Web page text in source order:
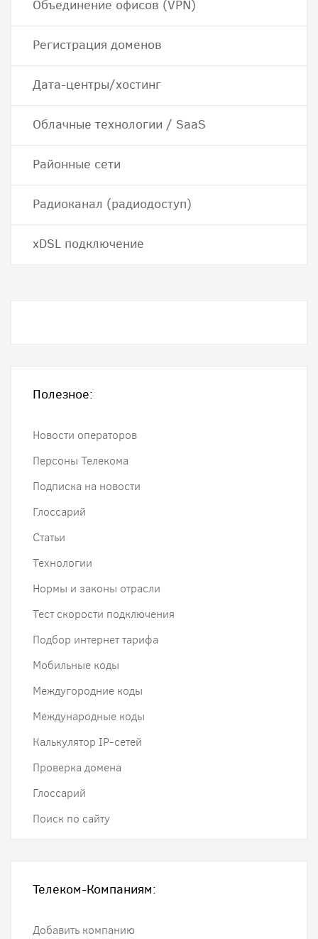
Объединение офисов (VPN)
Регистрация доменов
Дата-центры/хостинг
Облачные технологии / SaaS
Районные сети
Радиоканал (радиодоступ)
хDSL подключение
Полезное:
Новости операторов
Персоны Телекома
Подписка на новости
Глоссарий
Статьи
Технологии
Нормы и законы отрасли
Тест скорости подключения
Подбор интернет тарифа
Мобильные коды
Междугородние коды
Международные коды
Калькулятор IP-сетей
Проверка домена
Глоссарий
Поиск по сайту
Телеком-Компаниям:
Добавить компанию